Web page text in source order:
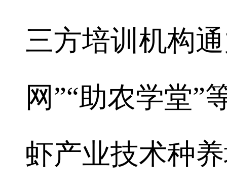
三方培训机构
网”“助农学堂”
虾产业技术种